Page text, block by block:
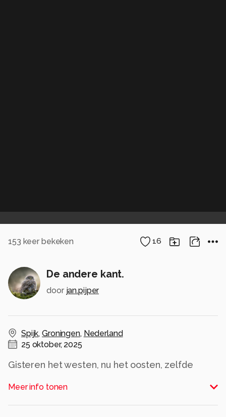
153 keer bekeken 16
De andere kant.
door jan.pijper
Spijk,Groningen, Nederland
25 oktober, 2025
Gisteren het westen, nu het oosten, zelfde
Meer info tonen